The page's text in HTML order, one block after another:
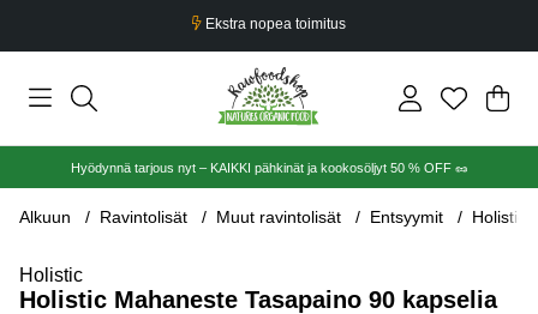
Ekstra nopea toimitus
.
Hyödynnä tarjous nyt – KAIKKI pähkinät ja kookosöljyt 50 % OFF 🥜
Alkuun Ravintolisät Muut ravintolisät Entsyymit Holistic
Holistic
Holistic Mahaneste Tasapaino 90 kapselia